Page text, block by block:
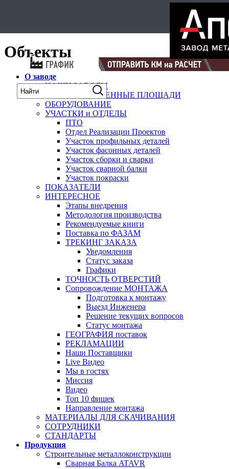
Объекты
О заводе
НАШИ ЗАВОДЫ
ПРОИЗВОДСТВЕННЫЕ ПЛОЩАДИ
ОБОРУДОВАНИЕ
УЧАСТКИ и ОТДЕЛЫ
ПТО
Отдел Реализации Проектов
Участок профильных деталей
Участок фасонных деталей
Участок сборки и сварки
Участок сварной балки
Участок покраски
ПОКАЗАТЕЛИ
ИНТЕРЕСНОЕ
Этапы внедрения
Методология производства
Рекомендуемые книги
Поставка по ФАЗАМ
ТРЕКИНГ ЗАКАЗА
Уведомления
Статус заказа
Графики
ТОЧНОСТЬ ОТВЕРСТИЙ
Сопровождение МОНТАЖА
Подготовка к монтажу
Выезд Инженера
Решение текущих вопросов
Статус монтажа
ГЕОГРАФИЯ поставок
РЕКЛАМАЦИИ
Наши Поставщики
Live Видео
Мы в гостях
Миссия
Видео
Топ 10 фишек
Направление монтажа
МАТЕРИАЛЫ ДЛЯ СКАЧИВАНИЯ
СОТРУДНИКИ
СТАНДАРТЫ
Продукция
Строительные металлоконструкции
Сварная Балка ATAVR